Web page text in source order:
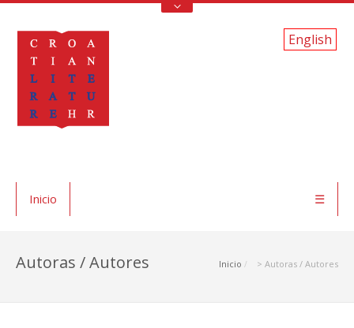
English
Inicio ☰
Inicio > Autoras / Autores
Autoras / Autores